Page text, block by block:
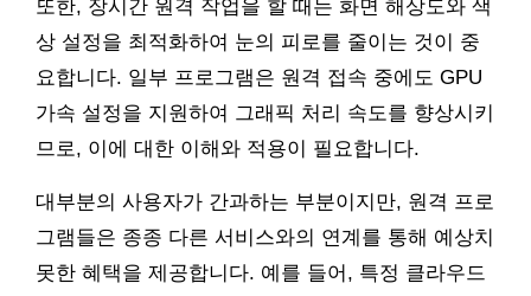
또한, 장시간 원격 작업을 할 때는 화면 해상도와 색
상 설정을 최적화하여 눈의 피로를 줄이는 것이 중
요합니다. 일부 프로그램은 원격 접속 중에도 GPU
가속 설정을 지원하여 그래픽 처리 속도를 향상시키
므로, 이에 대한 이해와 적용이 필요합니다.
대부분의 사용자가 간과하는 부분이지만, 원격 프로
그램들은 종종 다른 서비스와의 연계를 통해 예상치
못한 혜택을 제공합니다. 예를 들어, 특정 클라우드